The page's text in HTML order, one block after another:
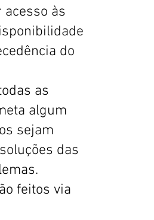
às
do
as
algum
sejam
das
feitos via